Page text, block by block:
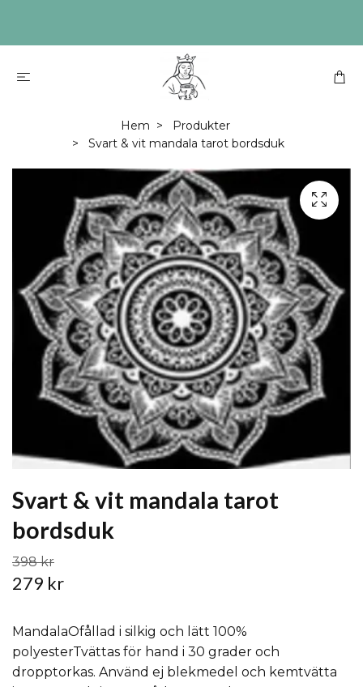
Hem
Produkter
Svart & vit mandala tarot bordsduk
Svart & vit mandala tarot
bordsduk
398 kr
279 kr
MandalaOfållad i silkig och lätt 100%
polyesterTvättas för hand i 30 grader och
dropptorkas. Använd ej blekmedel och kemtvätta